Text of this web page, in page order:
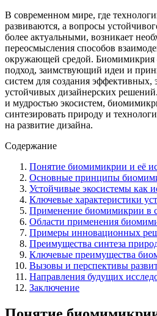
В современном мире, где
развиваются, а вопросы
более актуальными, возникает
переосмысления способов
окружающей средой.
подход, заимствующий идеи и
систем для создания эффективных,
устойчивых дизайнерских
и мудростью экосистем,
синтезировать природу и
на развитие дизайна.
Содержание
Понятие биомимикрии и её
Основные принципы
Устойчивые экосистемы как
Ключевые характеристики
Применение биомимикрии в
Области применения
Примеры инновационных
Преимущества синтеза
Ключевые преимущества
Вызовы и перспективы
Направления будущих
Заключение